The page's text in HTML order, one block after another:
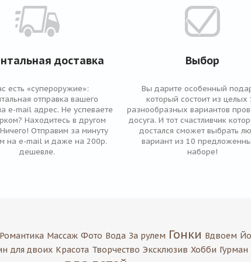
доставка
есть «супероружие»:
отправка вашего
e-mail адрес. Не успеваете
Находитесь в другом
Отправим за минуту
на e-mail и даже на 200р.
дешевле.
Выбор
Вы дарите особенный
который состоит из целых
разнообразных вариантов
досуга. И тот счастливчик
достался сможет выбрать
вариант из 10
наборе!
Романтика Массаж Фото Вода За рулем Гонки Вдвоем
для двоих Красота Творчество Эксклюзив Хобби Гурман